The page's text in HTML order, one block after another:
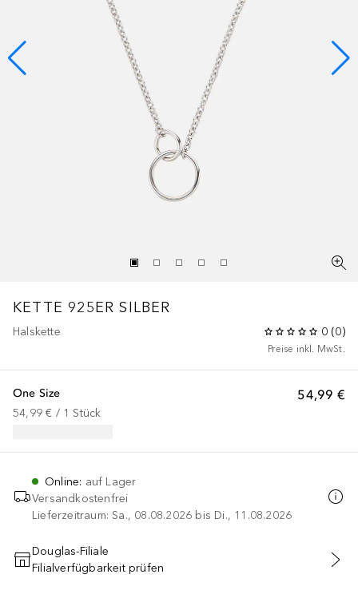
KETTE 925ER SILBER
Halskette 0 (0)
Preise inkl. MwSt.
54,99 €
One Size
54,99 € / 1 Stück
Online: auf Lager
Versandkostenfrei
Lieferzeitraum: Sa., 08.08.2026 bis Di., 11.08.2026
IN DEN WARENKORB
Douglas-Filiale
Filialverfügbarkeit prüfen